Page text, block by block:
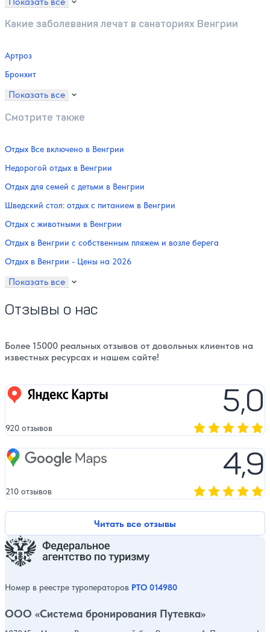
Какие заболевания лечат в санаториях Венгрии
Артроз
Бронхит
Показать все
Смотрите также
Отдых Все включено в Венгрии
Недорогой отдых в Венгрии
Отдых для семей с детьми в Венгрии
Шведский стол: отдых с питанием в Венгрии
Отдых с животными в Венгрии
Отдых в Венгрии с собственным пляжем и возле берега
Отдых в Венгрии - Цены на 2026
Показать все
Отзывы о нас
Более 15000 реальных отзывов от довольных клиентов на
известных ресурсах и нашем сайте!
Читать все отзывы
Яндекс карты 5,0
920 отзывов
Google Maps 4,9
210 отзывов
Номер в реестре туроператоров РТО 014980
ООО «Система бронирования Путевка»